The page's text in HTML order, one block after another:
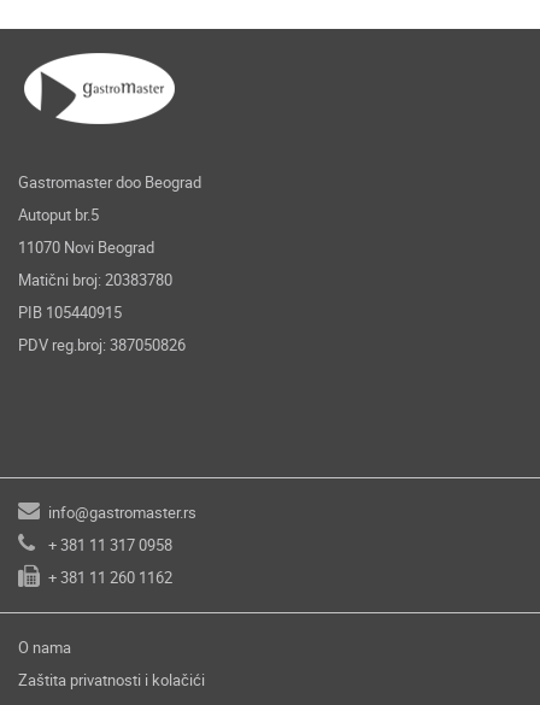
Gastromaster doo Beograd
Autoput br.5
11070 Novi Beograd
Matični broj: 20383780
PIB 105440915
PDV reg.broj: 387050826
info@gastromaster.rs
+ 381 11 317 0958
+ 381 11 260 1162
O nama
Zaštita privatnosti i kolačići